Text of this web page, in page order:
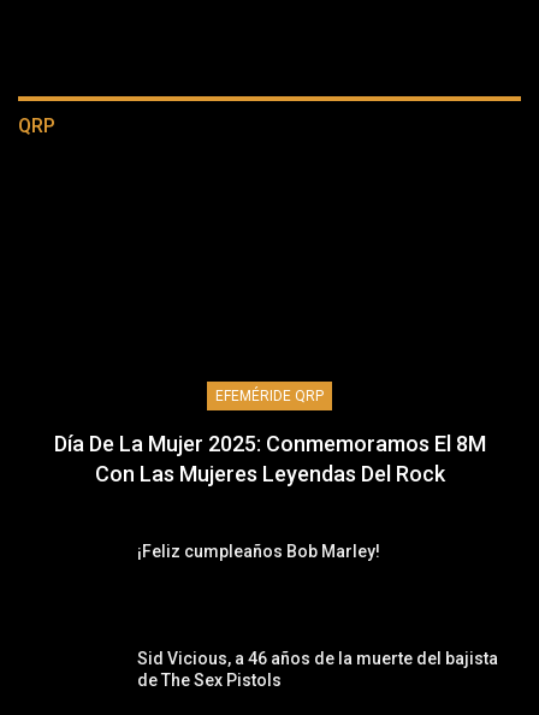
QRP
EFEMÉRIDE QRP
Día De La Mujer 2025: Conmemoramos El 8M
Con Las Mujeres Leyendas Del Rock
¡Feliz cumpleaños Bob Marley!
Sid Vicious, a 46 años de la muerte del bajista
de The Sex Pistols